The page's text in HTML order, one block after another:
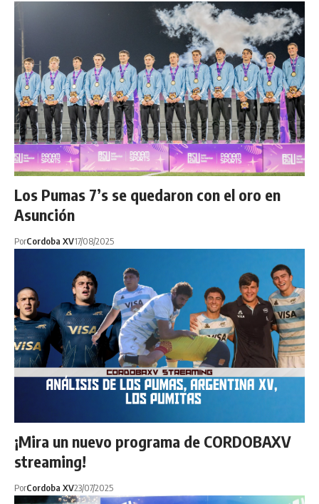
Los Pumas 7’s se quedaron con el oro en
Asunción
PorCordoba XV17/08/2025
¡Mira un nuevo programa de CORDOBAXV
streaming!
PorCordoba XV23/07/2025